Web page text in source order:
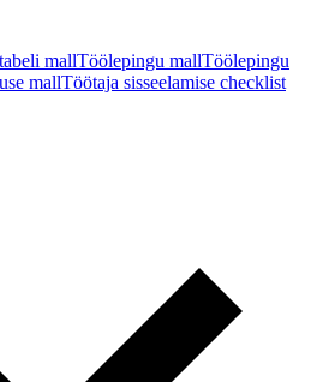
mallTöölepingu mallTöölepingu
mallTöötaja sisseelamise checklist